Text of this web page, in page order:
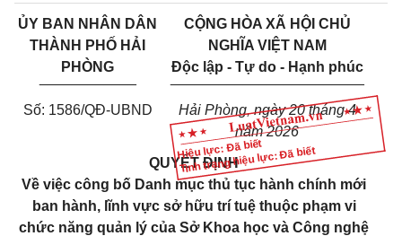
Hiệu lực: Đã biết
Tình trạng hiệu lực: Đã biết
ỦY BAN NHÂN DÂN
THÀNH PHỐ HẢI
PHÒNG
Số: 1586/QĐ-UBND
CỘNG HÒA XÃ HỘI CHỦ
NGHĨA VIỆT NAM
Độc lập - Tự do - Hạnh phúc
________________________
Hải Phòng, ngày 20 tháng 4
năm 2026
QUYẾT ĐỊNH
Về việc công bố Danh mục thủ tục hành chính mới
ban hành, lĩnh vực sở hữu trí tuệ thuộc phạm vi
chức năng quản lý của Sở Khoa học và Công nghệ